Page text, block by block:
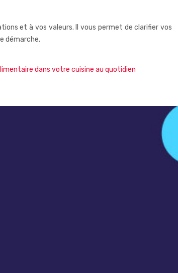
et à vos valeurs. Il vous permet de clarifier vos
démarche.
dans votre cuisine au quotidien